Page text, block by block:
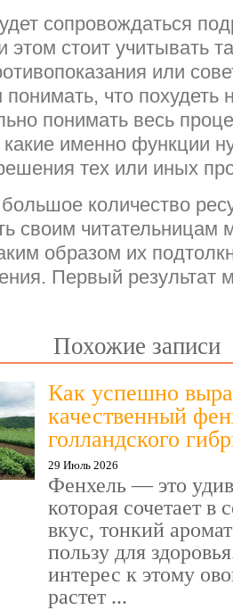
сопровождаться
этом стоит учитывать
или
что похудеть
понимать весь
какие именно функции
тех или иных
количество
своим читательницам
образом их
Первый результат
Похожие записи
Как успешно
качественный
голландского
29 Июль 2026
Фенхель — это
которая сочетает в
вкус, тонкий
пользу для
интерес к этому
растет ...